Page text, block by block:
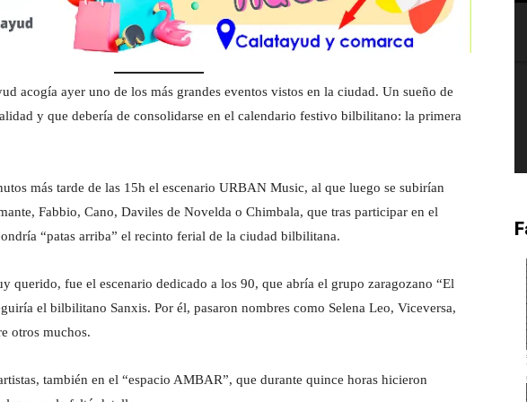
acogía ayer uno de los más grandes eventos vistos en la ciudad. Un sueño de
y que debería de consolidarse en el calendario festivo bilbilitano: la primera
más tarde de las 15h el escenario URBAN Music, al que luego se subirían
Fabbio, Cano, Daviles de Novelda o Chimbala, que tras participar en el
“patas arriba” el recinto ferial de la ciudad bilbilitana.
querido, fue el escenario dedicado a los 90, que abría el grupo zaragozano “El
el bilbilitano Sanxis. Por él, pasaron nombres como Selena Leo, Viceversa,
otros muchos.
también en el “espacio AMBAR”, que durante quince horas hicieron